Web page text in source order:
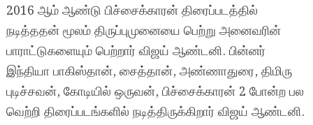
2016 ஆம் ஆண்டு பிச்சைக்காரன் திரைப்படத்தில்
நடித்ததன் மூலம் திருப்புமுனையை பெற்று அனைவரின்
பாராட்டுகளையும் பெற்றார் விஜய் ஆண்டனி. பின்னர்
இந்தியா பாகிஸ்தான், சைத்தான், அண்ணாதுரை, திமிரு
புடிச்சவன், கோடியில் ஒருவன், பிச்சைக்காரன் 2 போன்ற பல
வெற்றி திரைப்படங்களில் நடித்திருக்கிறார் விஜய் ஆண்டனி.